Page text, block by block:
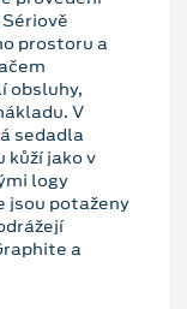
prostoru a
obsluhy,
V
sedadla
jako v
logy
jsou potaženy
a